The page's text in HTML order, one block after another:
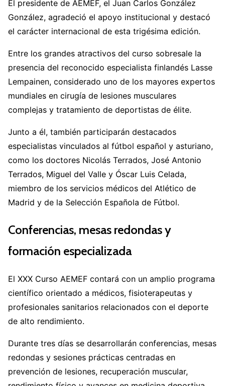
El presidente de AEMEF, el Juan Carlos González
González, agradeció el apoyo institucional y destacó
el carácter internacional de esta trigésima edición.
Entre los grandes atractivos del curso sobresale la
presencia del reconocido especialista finlandés Lasse
Lempainen, considerado uno de los mayores expertos
mundiales en cirugía de lesiones musculares
complejas y tratamiento de deportistas de élite.
Junto a él, también participarán destacados
especialistas vinculados al fútbol español y asturiano,
como los doctores Nicolás Terrados, José Antonio
Terrados, Miguel del Valle y Óscar Luis Celada,
miembro de los servicios médicos del Atlético de
Madrid y de la Selección Española de Fútbol.
Conferencias, mesas redondas y
formación especializada
El XXX Curso AEMEF contará con un amplio programa
científico orientado a médicos, fisioterapeutas y
profesionales sanitarios relacionados con el deporte
de alto rendimiento.
Durante tres días se desarrollarán conferencias, mesas
redondas y sesiones prácticas centradas en
prevención de lesiones, recuperación muscular,